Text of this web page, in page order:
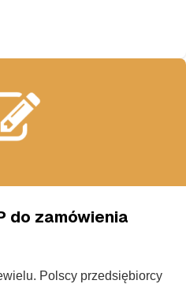
do zamówienia
Polscy przedsiębiorcy